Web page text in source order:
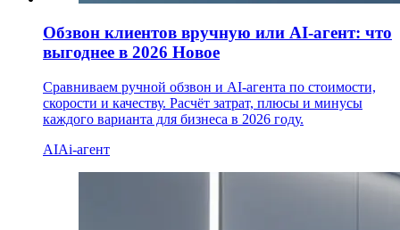
Обзвон клиентов вручную или AI-агент: что
выгоднее в 2026 Новое
Сравниваем ручной обзвон и AI-агента по стоимости,
скорости и качеству. Расчёт затрат, плюсы и минусы
каждого варианта для бизнеса в 2026 году.
AIAi-агент